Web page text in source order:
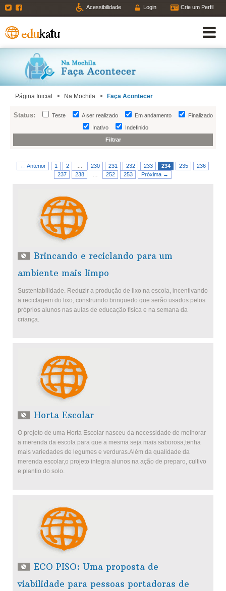
Twitter Acessibilidade Login Crie um Perfil
Página Inicial > Na Mochila > Faça Acontecer
Status: Teste A ser realizado Em andamento
Finalizado
Inativo
Indefinido
← Anterior 1 2 230 231 232 233 234 235
236
237
238 252 253 Próxima →
Brincando e reciclando para um
ambiente mais limpo
Sustentabilidade. Reduzir a produção de lixo na escola, incentivando
a reciclagem do lixo, construindo brinquedo que serão usados pelos
próprios alunos nas aulas de educação física e na semana da
criança.
Horta Escolar
O projeto de uma Horta Escolar nasceu da necessidade de melhorar
a merenda da escola para que a mesma seja mais saborosa,tenha
mais variedades de legumes e verduras.Além da qualidade da
merenda escolar,o projeto integra alunos na ação de preparo, cultivo
e plantio do solo.
ECO PISO: Uma proposta de
viabilidade para pessoas portadoras de